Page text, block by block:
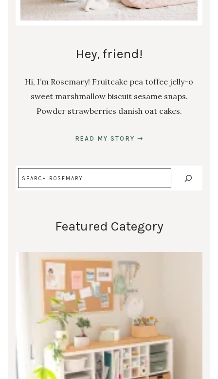
Hey, friend!
Hi, I’m Rosemary! Fruitcake pea toffee jelly-o
sweet marshmallow biscuit sesame snaps.
Powder strawberries danish oat cakes.
READ MY STORY ➝
Featured Category